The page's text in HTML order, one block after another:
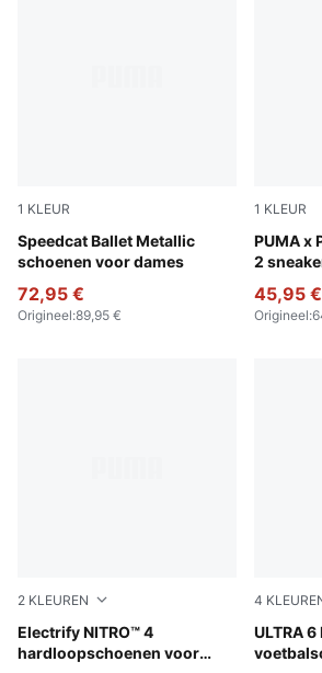
1 KLEUR
Speedcat Ballet Metallic
schoenen voor dames
PUMA Silver-PUMA White
72,95 €
Origineel:89,95 €
1 KLEUR
PUMA x
2
Blue
45,95 €
Origineel:
2 KLEUREN
Electrify NITRO™ 4
hardloopschoenen voor
PUMA Black-Apple Spritz-Lux Lime
4
ULTRA
Poison